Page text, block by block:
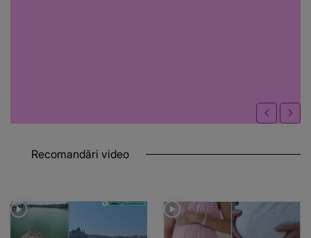
Recomandări video